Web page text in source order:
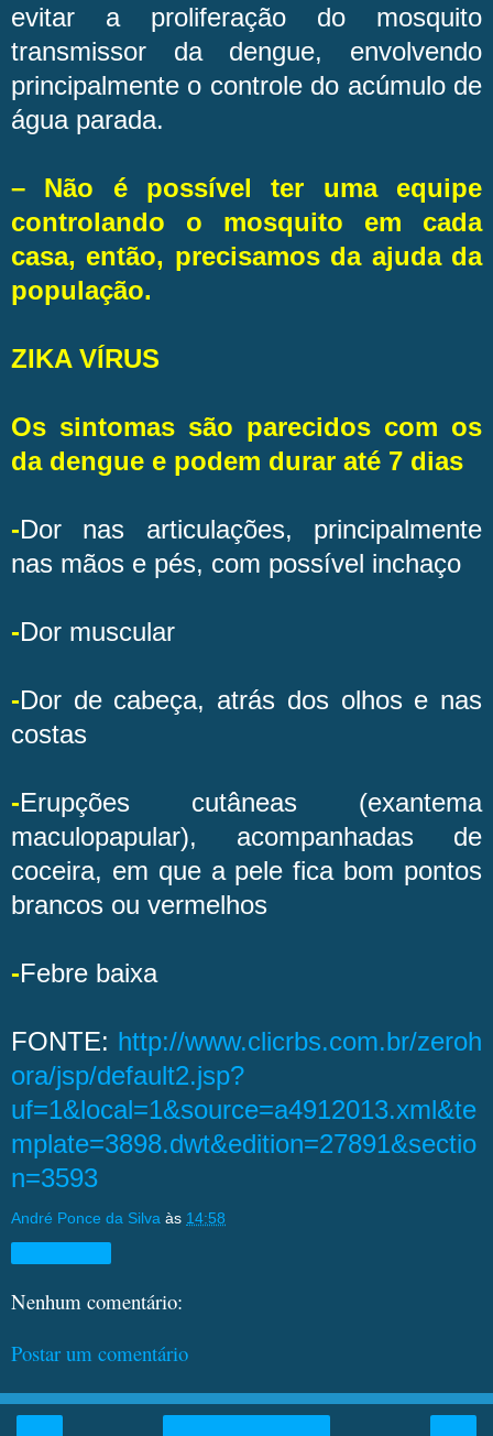
evitar a proliferação do mosquito
transmissor da dengue, envolvendo
principalmente o controle do acúmulo de
água parada.
– Não é possível ter uma equipe
controlando o mosquito em cada
casa, então, precisamos da ajuda da
população.
ZIKA VÍRUS
Os sintomas são parecidos com os
da dengue e podem durar até 7 dias
-Dor nas articulações, principalmente
nas mãos e pés, com possível inchaço
-Dor muscular
-Dor de cabeça, atrás dos olhos e nas
costas
-Erupções cutâneas (exantema
maculopapular), acompanhadas de
coceira, em que a pele fica bom pontos
brancos ou vermelhos
-Febre baixa
FONTE: http://www.clicrbs.com.br/zeroh
ora/jsp/default2.jsp?
uf=1&local=1&source=a4912013.xml&te
mplate=3898.dwt&edition=27891&sectio
n=3593
André Ponce da Silva às 14:58
Nenhum comentário:
Postar um comentário